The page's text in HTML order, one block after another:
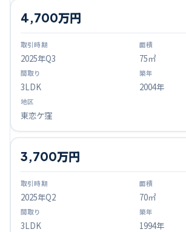
2025年Q3
4,700万円
75㎡
3LDK 2004年
東恋ケ窪
2025年Q2
3,700万円
70㎡
3LDK 1994年